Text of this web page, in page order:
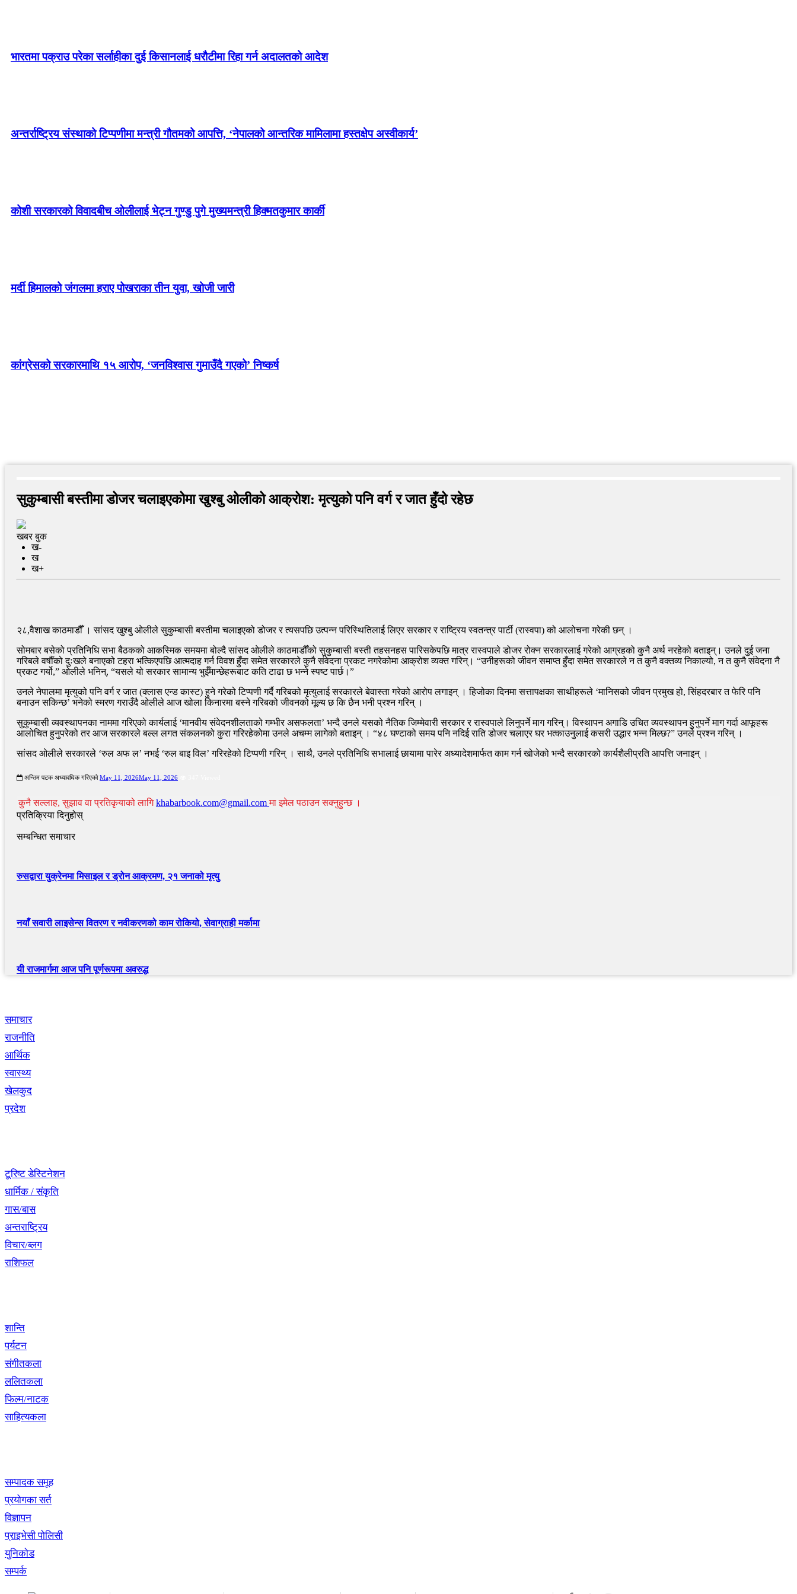
भारतमा पक्राउ परेका सर्लाहीका दुई किसानलाई धरौटीमा रिहा गर्न अदालतको आदेश
अन्तर्राष्ट्रिय संस्थाको टिप्पणीमा मन्त्री गौतमको आपत्ति, ‘नेपालको आन्तरिक मामिलामा हस्तक्षेप अस्वीकार्य’
कोशी सरकारको विवादबीच ओलीलाई भेट्न गुण्डु पुगे मुख्यमन्त्री हिक्मतकुमार कार्की
मर्दी हिमालको जंगलमा हराए पोखराका तीन युवा, खोजी जारी
कांग्रेसको सरकारमाथि १५ आरोप, ‘जनविश्वास गुमाउँदै गएको’ निष्कर्ष
सुकुम्बासी बस्तीमा डोजर चलाइएकोमा खुश्बु ओलीको आक्रोश: मृत्युको पनि वर्ग र जात हुँदो रहेछ
खबर बुक
ख-
ख
ख+
२८,वैशाख काठमाडौँ । सांसद खुश्बु ओलीले सुकुम्बासी बस्तीमा चलाइएको डोजर र त्यसपछि उत्पन्न परिस्थितिलाई लिएर सरकार र राष्ट्रिय स्वतन्त्र पार्टी (रास्वपा) को आलोचना गरेकी छन् ।
सोमबार बसेको प्रतिनिधि सभा बैठकको आकस्मिक समयमा बोल्दै सांसद ओलीले काठमाडौँको सुकुम्बासी बस्ती तहसनहस पारिसकेपछि मात्र रास्वपाले डोजर रोक्न सरकारलाई गरेको आग्रहको कुनै अर्थ नरहेको बताइन्। उनले दुई जना
गरिबले वर्षौँको दुःखले बनाएको टहरा भत्किएपछि आत्मदाह गर्न विवश हुँदा समेत सरकारले कुनै संवेदना प्रकट नगरेकोमा आक्रोश व्यक्त गरिन्। “उनीहरूको जीवन समाप्त हुँदा समेत सरकारले न त कुनै वक्तव्य निकाल्यो, न त कुनै संवेदना नै
प्रकट गर्यो,” ओलीले भनिन्, “यसले यो सरकार सामान्य भुईँमान्छेहरूबाट कति टाढा छ भन्ने स्पष्ट पार्छ।”
उनले नेपालमा मृत्युको पनि वर्ग र जात (क्लास एन्ड कास्ट) हुने गरेको टिप्पणी गर्दै गरिबको मृत्युलाई सरकारले बेवास्ता गरेको आरोप लगाइन् । हिजोका दिनमा सत्तापक्षका साथीहरूले ‘मानिसको जीवन प्रमुख हो, सिंहदरबार त फेरि पनि
बनाउन सकिन्छ’ भनेको स्मरण गराउँदै ओलीले आज खोला किनारमा बस्ने गरिबको जीवनको मूल्य छ कि छैन भनी प्रश्न गरिन् ।
सुकुम्बासी व्यवस्थापनका नाममा गरिएको कार्यलाई ‘मानवीय संवेदनशीलताको गम्भीर असफलता’ भन्दै उनले यसको नैतिक जिम्मेवारी सरकार र रास्वपाले लिनुपर्ने माग गरिन्। विस्थापन अगाडि उचित व्यवस्थापन हुनुपर्ने माग गर्दा आफूहरू
आलोचित हुनुपरेको तर आज सरकारले बल्ल लगत संकलनको कुरा गरिरहेकोमा उनले अचम्म लागेको बताइन् । “४८ घण्टाको समय पनि नदिई राति डोजर चलाएर घर भत्काउनुलाई कसरी उद्धार भन्न मिल्छ?” उनले प्रश्न गरिन् ।
सांसद ओलीले सरकारले ‘रुल अफ ल’ नभई ‘रुल बाइ विल’ गरिरहेको टिप्पणी गरिन् । साथै, उनले प्रतिनिधि सभालाई छायामा पारेर अध्यादेशमार्फत काम गर्न खोजेको भन्दै सरकारको कार्यशैलीप्रति आपत्ति जनाइन् ।
अन्तिम पटक अध्यावधिक गरिएको May 11, 2026May 11, 2026
कुनै सल्लाह, सुझाव वा प्रतिकृयाको लागिkhabarbook.com@gmail.comमा इमेल पठाउन सक्नुहुन्छ ।
प्रतिक्रिया दिनुहोस्
सम्बन्धित समाचार
रुसद्वारा युक्रेनमा मिसाइल र ड्रोन आक्रमण, २१ जनाको मृत्यु
नयाँ सवारी लाइसेन्स वितरण र नवीकरणको काम रोकियो, सेवाग्राही मर्कामा
यी राजमार्गमा आज पनि पूर्णरूपमा अवरुद्ध
समाचार
राजनीति
आर्थिक
स्वास्थ्य
खेलकुद
प्रदेश
टूरिष्ट डेस्टिनेशन
धार्मिक / संकृति
गास/बास
अन्तराष्ट्रिय
विचार/ब्लग
राशिफल
शान्ति
पर्यटन
संगीतकला
ललितकला
फिल्म/नाटक
साहित्यकला
सम्पादक समूह
प्रयोगका सर्त
विज्ञापन
प्राइभेसी पोलिसी
युनिकोड
सम्पर्क